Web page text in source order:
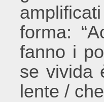
forma:
fanno i
se vivida
lente /